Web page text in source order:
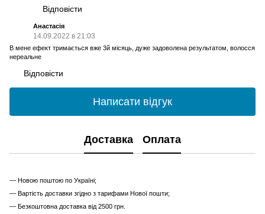
Відповісти
Анастасія
14.09.2022 в 21:03
В мене ефект тримається вже 3й місяць, дуже задоволена результатом, волосся
нереальне
Відповісти
Написати відгук
Доставка Оплата
— Новою поштою по Україні;
— Вартість доставки згідно з тарифами Нової пошти;
— Безкоштовна доставка від 2500 грн.